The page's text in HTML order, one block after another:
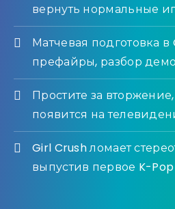
вернуть нормальные
Матчевая подготовка в
префайры, разбор демо
Простите за
появится на
Girl Crush ломает
выпустив первое K-